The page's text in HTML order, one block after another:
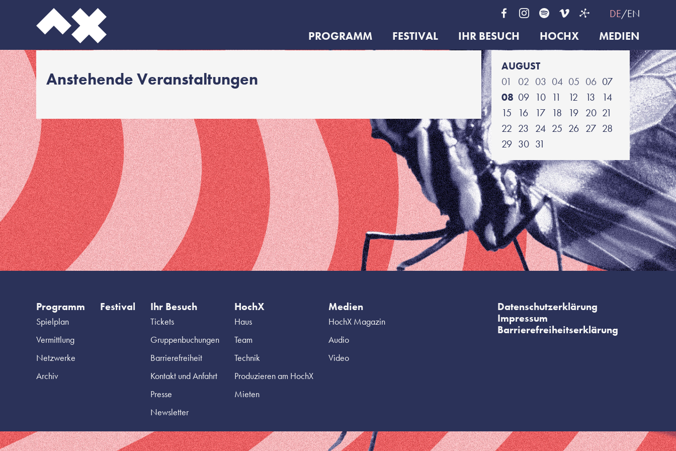
DE EN
PROGRAMM FESTIVAL IHR BESUCH HOCHX MEDIEN
Anstehende Veranstaltungen
AUGUST
01
02 03 04 05 06 07
08 09 10 11 12 13
14
15
16 17 18 19 20 21
22 23 24 25 26 27 28
29 30 31
Programm
Spielplan
Vermittlung
Netzwerke
Archiv
Festival Ihr Besuch
Tickets
Gruppenbuchungen
Barrierefreiheit
Kontakt und Anfahrt
Presse
Newsletter
HochX
Haus
Team
Technik
Produzieren am HochX
Mieten
Medien
HochX Magazin
Audio
Video
Datenschutzerklärung
Impressum
Barrierefreiheitserklärung